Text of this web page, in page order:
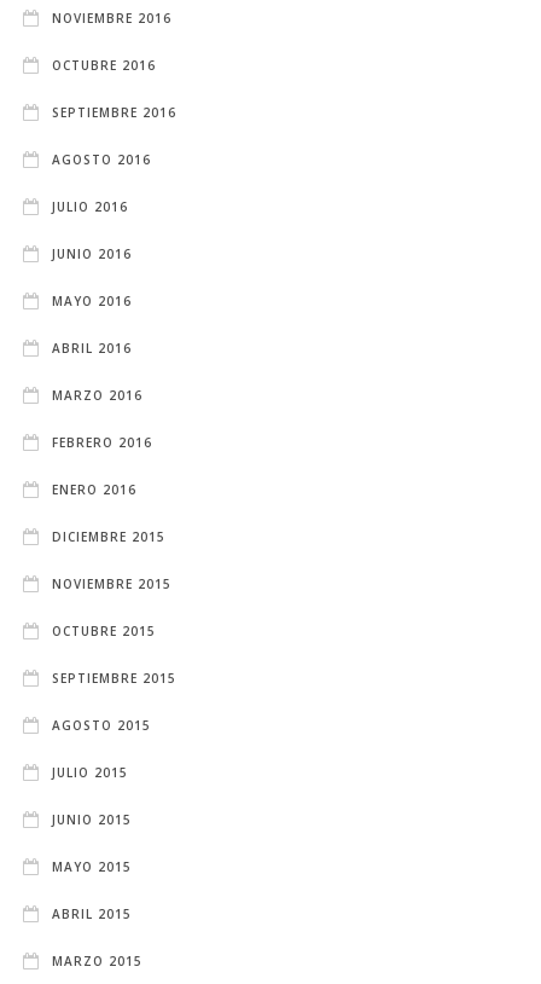
NOVIEMBRE 2016
OCTUBRE 2016
SEPTIEMBRE 2016
AGOSTO 2016
JULIO 2016
JUNIO 2016
MAYO 2016
ABRIL 2016
MARZO 2016
FEBRERO 2016
ENERO 2016
DICIEMBRE 2015
NOVIEMBRE 2015
OCTUBRE 2015
SEPTIEMBRE 2015
AGOSTO 2015
JULIO 2015
JUNIO 2015
MAYO 2015
ABRIL 2015
MARZO 2015